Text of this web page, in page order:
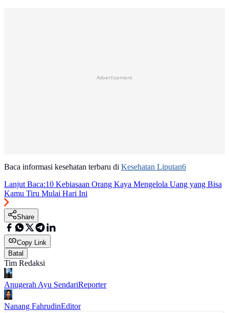
Advertisement
Baca informasi kesehatan terbaru di Kesehatan Liputan6
Lanjut Baca:10 Kebiasaan Orang Kaya Mengelola Uang yang Bisa
Kamu Tiru Mulai Hari Ini
Share
Copy Link
Batal
Tim Redaksi
Anugerah Ayu SendariReporter
Nanang FahrudinEditor